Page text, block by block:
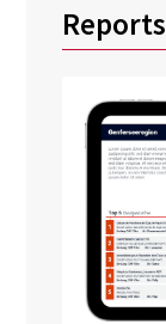
Reports